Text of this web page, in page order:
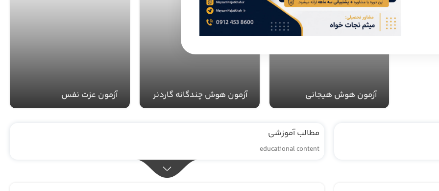
آزمون هوش هیجانی آزمون هوش چندگانه گاردنر آزمون عزت نفس
مطالب آموزشی
educational content